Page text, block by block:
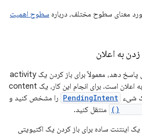
معنای سطوح مختلف، درباره سطوح اهمیت
به اعلان
هر اعلان باید به یک لمس پاسخ دهد، معمولاً برای باز کردن یک activity
در برنامه شما که مربوط به اعلان است. برای انجام این کار، یک content
PendingIntent را مشخص کنید و
منتقل کنید.
اینتنت ساده برای باز کردن یک اکتیویتی